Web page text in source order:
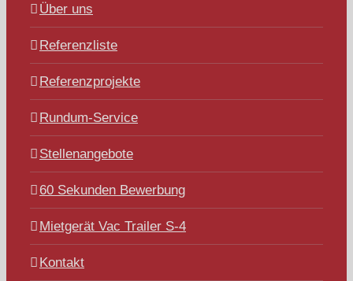
Über uns
Referenzliste
Referenzprojekte
Rundum-Service
Stellenangebote
60 Sekunden Bewerbung
Mietgerät Vac Trailer S-4
Kontakt